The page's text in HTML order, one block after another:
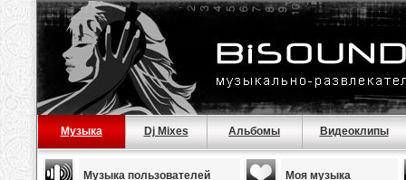
Музыка Dj Mixes Альбомы Видеоклипы
Музыка пользователей Моя музыка